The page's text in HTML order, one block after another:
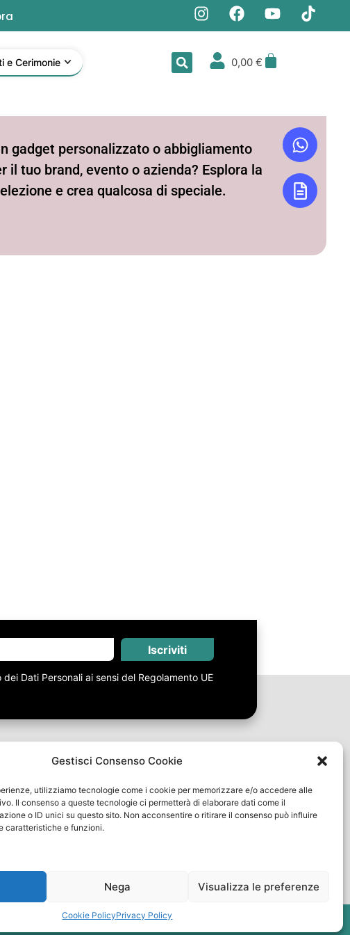
Gestisci Consenso Cookie
utilizziamo tecnologie come i cookie per memorizzare e/o accedere alle
Il consenso a queste tecnologie ci permetterà di elaborare dati come il
o ID unici su questo sito. Non acconsentire o ritirare il consenso può influire
caratteristiche e funzioni.
Nega Visualizza le preferenze
Cookie PolicyPrivacy Policy
e Cerimonie 0,00€
gadget personalizzato o abbigliamento
il tuo brand, evento o azienda? Esplora la
e crea qualcosa di speciale.
Dati Personali ai sensi del Regolamento UE
Iscriviti
Spedizioni e Resi
Termini e Condizioni